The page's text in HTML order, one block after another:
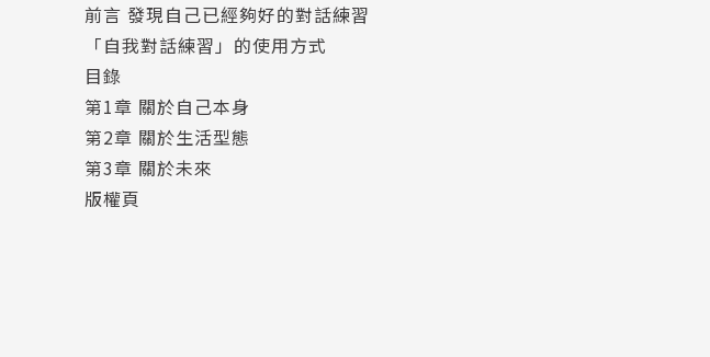
◆「相信自己，已經夠好了。」不只是書寫答案，更是和自我的深入對話
3大主題、20個不同項目，回答問題的同時，會開始喜歡現在的自己。
◎重新，認識自己─關於「自我」
‧興趣、喜好：能馬上放鬆的物品？喜歡的味道？常搜尋的關鍵字？
‧過去發生的事：一年前在煩惱什麼？最後悔的事情？影響人生的大事？
‧強項和弱點：比討厭的對象擅長的事情？明知是對的但做不到的事？
IG爆文分享：「捨棄某些事 不選擇某些事 就能開始活得 更像自己」
前言 發現自己已經夠好的對話練習
「自我對話練習」的使用方式
目錄
第1章 關於自己本身
第2章 關於生活型態
第3章 關於未來
版權頁